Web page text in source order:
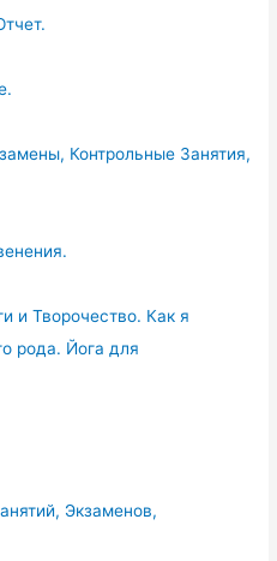
Контрольные Занятия,
и Творочество. Как я
рода. Йога для
Экзаменов,